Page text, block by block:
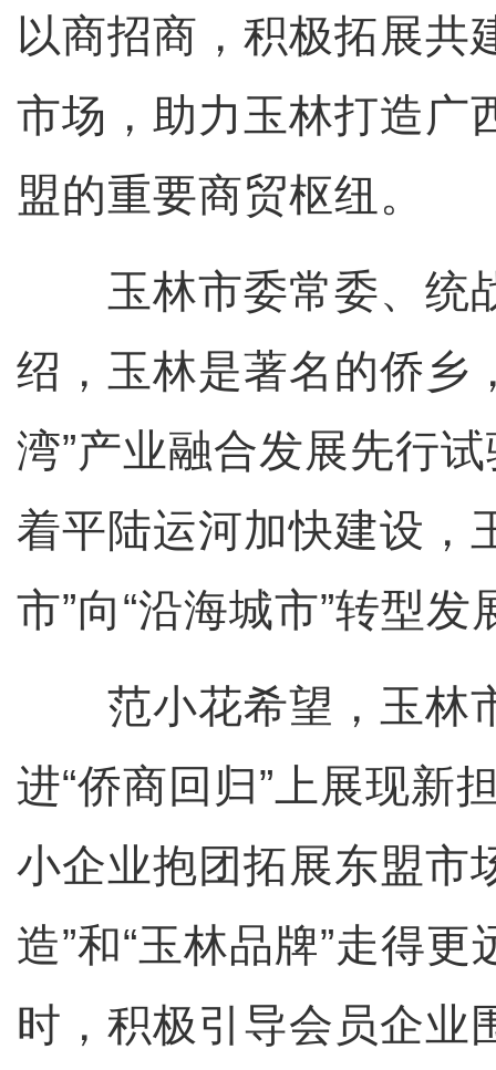
以商招商，积极拓展共
市场，助力玉林打造广
盟的重要商贸枢纽。
玉林市委常委、统
绍，玉林是著名的侨乡
湾”产业融合发展先行
着平陆运河加快建设，
市”向“沿海城市”转型发
范小花希望，玉林
进“侨商回归”上展现新
小企业抱团拓展东盟市
造”和“玉林品牌”走得
时，积极引导会员企业